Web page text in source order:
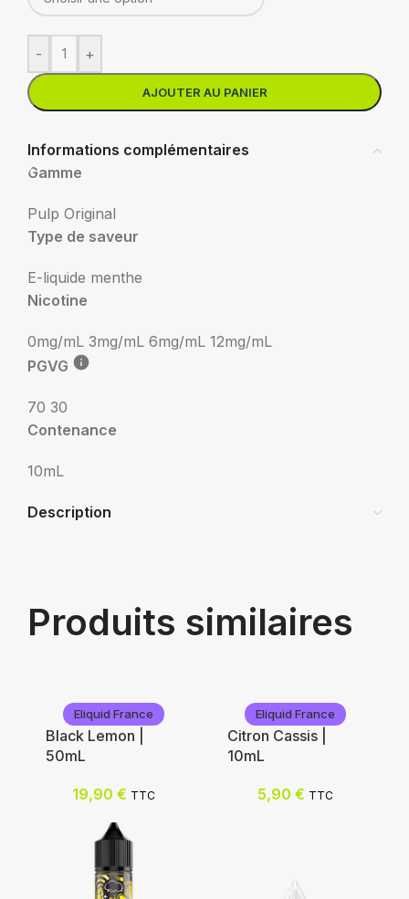
- +
AJOUTER AU PANIER
Informations complémentaires
Gamme
Pulp Original
Type de saveur
E-liquide menthe
Nicotine
0mg/mL 3mg/mL 6mg/mL 12mg/mL
PGVG
70 30
Contenance
10mL
Description
Produits similaires
Eliquid France
Black Lemon |
50mL
19,90 € TTC
Eliquid France
Citron Cassis |
10mL
5,90 € TTC